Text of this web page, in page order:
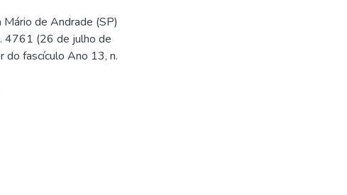
de Andrade (SP)
4761 (26 de julho de
do fascículo Ano 13, n.